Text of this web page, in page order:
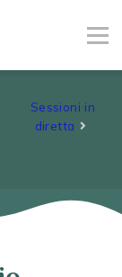
Sessioni in
diretta